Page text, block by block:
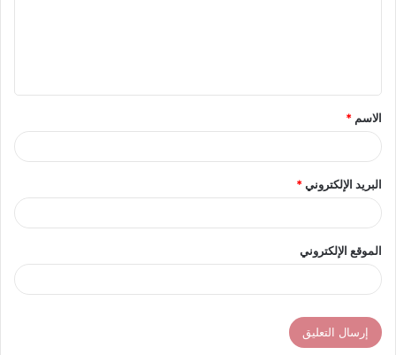
ق
*
الاسم *
البريد الإلكتروني*
الموقع الإلكتروني